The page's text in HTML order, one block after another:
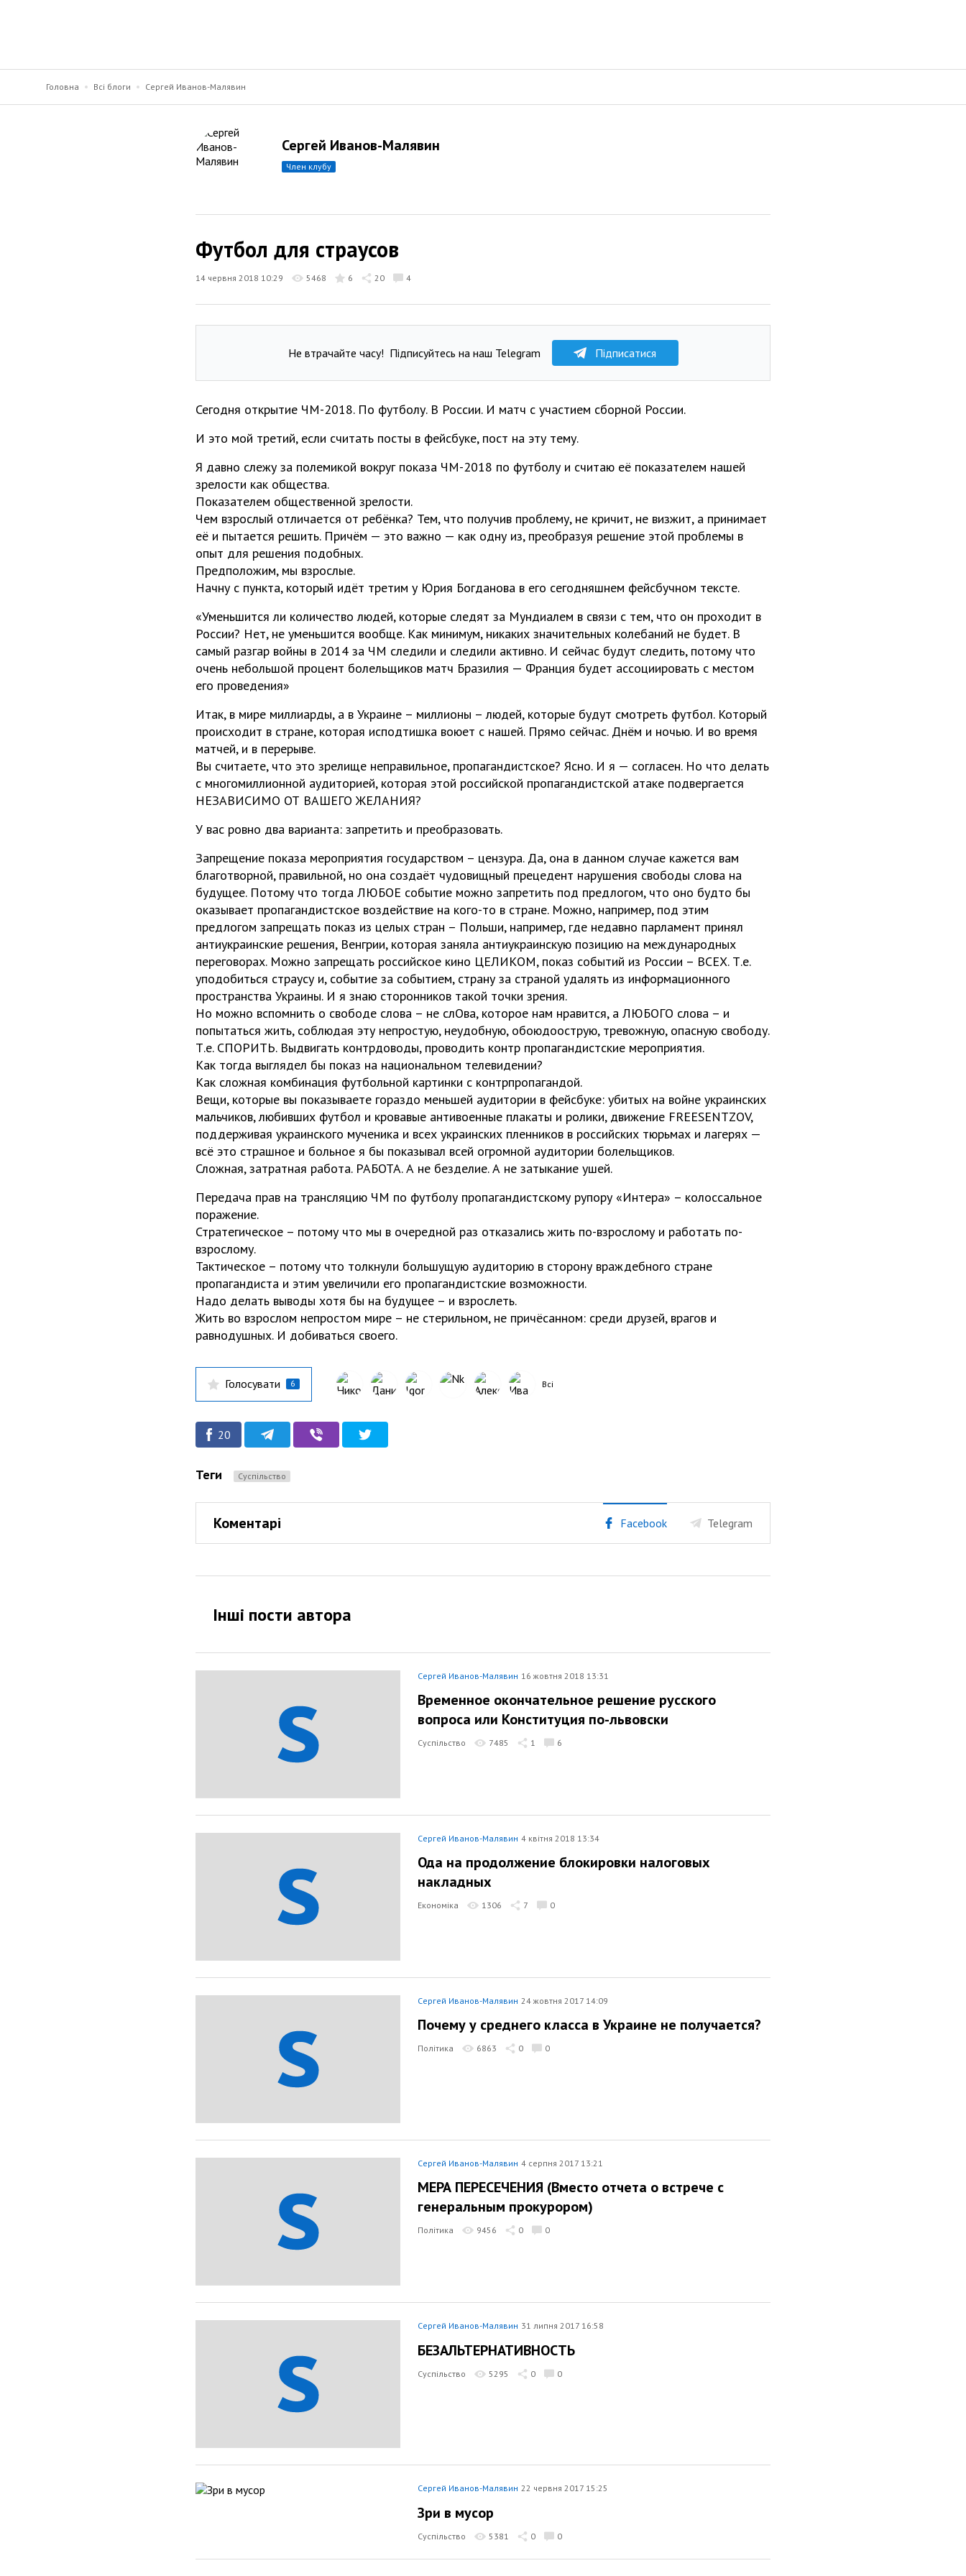
Головна Всі блоги Сергей Иванов-Малявин
Сергей Иванов-Малявин
член клубу
Футбол для страусов
14 червня 2018 10:29 5468 6 20 4
Не втрачайте часу! Підписуйтесь на наш Telegram Підписатися
Сегодня открытие ЧМ-2018. По футболу. В России. И матч с участием сборной России.
И это мой третий, если считать посты в фейсбуке, пост на эту тему.
Я давно слежу за полемикой вокруг показа ЧМ-2018 по футболу и считаю её показателем нашей
зрелости как общества.
Показателем общественной зрелости.
Чем взрослый отличается от ребёнка? Тем, что получив проблему, не кричит, не визжит, а принимает
её и пытается решить. Причём — это важно — как одну из, преобразуя решение этой проблемы в
опыт для решения подобных.
Предположим, мы взрослые.
Начну с пункта, который идёт третим у Юрия Богданова в его сегодняшнем фейсбучном тексте.
«Уменьшится ли количество людей, которые следят за Мундиалем в связи с тем, что он проходит в
России? Нет, не уменьшится вообще. Как минимум, никаких значительных колебаний не будет. В
самый разгар войны в 2014 за ЧМ следили и следили активно. И сейчас будут следить, потому что
очень небольшой процент болельщиков матч Бразилия — Франция будет ассоциировать с местом
его проведения»
Итак, в мире миллиарды, а в Украине – миллионы – людей, которые будут смотреть футбол. Который
происходит в стране, которая исподтишка воюет с нашей. Прямо сейчас. Днём и ночью. И во время
матчей, и в перерыве.
Вы считаете, что это зрелище неправильное, пропагандистское? Ясно. И я — согласен. Но что делать
с многомиллионной аудиторией, которая этой российской пропагандистской атаке подвергается
НЕЗАВИСИМО ОТ ВАШЕГО ЖЕЛАНИЯ?
У вас ровно два варианта: запретить и преобразовать.
Запрещение показа мероприятия государством – цензура. Да, она в данном случае кажется вам
благотворной, правильной, но она создаёт чудовищный прецедент нарушения свободы слова на
будущее. Потому что тогда ЛЮБОЕ событие можно запретить под предлогом, что оно будто бы
оказывает пропагандистское воздействие на кого-то в стране. Можно, например, под этим
предлогом запрещать показ из целых стран – Польши, например, где недавно парламент принял
антиукраинские решения, Венгрии, которая заняла антиукраинскую позицию на международных
переговорах. Можно запрещать российское кино ЦЕЛИКОМ, показ событий из России – ВСЕХ. Т.е.
уподобиться страусу и, событие за событием, страну за страной удалять из информационного
пространства Украины. И я знаю сторонников такой точки зрения.
Но можно вспомнить о свободе слова – не слОва, которое нам нравится, а ЛЮБОГО слова – и
попытаться жить, соблюдая эту непростую, неудобную, обоюдоострую, тревожную, опасную свободу.
Т.е. СПОРИТЬ. Выдвигать контрдоводы, проводить контр пропагандистские мероприятия.
Как тогда выглядел бы показ на национальном телевидении?
Как сложная комбинация футбольной картинки с контрпропагандой.
Вещи, которые вы показываете гораздо меньшей аудитории в фейсбуке: убитых на войне украинских
мальчиков, любивших футбол и кровавые антивоенные плакаты и ролики, движение FREESENTZOV,
поддерживая украинского мученика и всех украинских пленников в российских тюрьмах и лагерях —
всё это страшное и больное я бы показывал всей огромной аудитории болельщиков.
Сложная, затратная работа. РАБОТА. А не безделие. А не затыкание ушей.
Передача прав на трансляцию ЧМ по футболу пропагандистскому рупору «Интера» – колоссальное
поражение.
Стратегическое – потому что мы в очередной раз отказались жить по-взрослому и работать по-
взрослому.
Тактическое – потому что толкнули большущую аудиторию в сторону враждебного стране
пропагандиста и этим увеличили его пропагандистские возможности.
Надо делать выводы хотя бы на будущее – и взрослеть.
Жить во взрослом непростом мире – не стерильном, не причёсанном: среди друзей, врагов и
равнодушных. И добиваться своего.
Голосувати 6 Всі
20
Теги Суспільство
Коментарі Facebook Telegram
Інші пости автора
Сергей Иванов-Малявин 16 жовтня 2018 13:31
Временное окончательное решение русского
вопроса или Конституция по-львовски
Суспільство 7485 1 6
Сергей Иванов-Малявин 4 квітня 2018 13:34
Ода на продолжение блокировки налоговых
накладных
Економіка 1306 7 0
Сергей Иванов-Малявин 24 жовтня 2017 14:09
Почему у среднего класса в Украине не получается?
Політика 6863 0 0
Сергей Иванов-Малявин 4 серпня 2017 13:21
МЕРА ПЕРЕСЕЧЕНИЯ (Вместо отчета о встрече с
генеральным прокурором)
Політика 9456 0 0
Сергей Иванов-Малявин 31 липня 2017 16:58
БЕЗАЛЬТЕРНАТИВНОСТЬ
Суспільство 5295 0 0
Сергей Иванов-Малявин 22 червня 2017 15:25
Зри в мусор
Суспільство 5381 0 0